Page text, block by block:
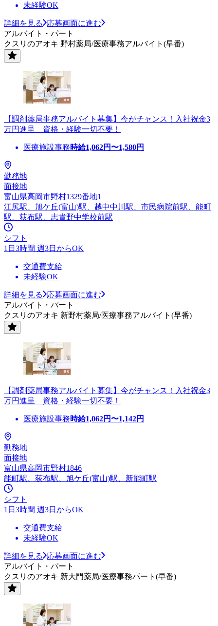
未経験OK
詳細を見る
応募画面に進む
アルバイト・パート
クスリのアオキ 野村薬局/医療事務アルバイト(早番)
【調剤薬局事務アルバイト募集】今がチャンス！入社祝金3
万円進呈 資格・経験一切不要！
医療施設事務時給1,062円〜1,580円
勤務地
面接地
富山県高岡市野村1329番地1
江尻駅、旭ケ丘(富山)駅、越中中川駅、市民病院前駅、能町
駅、荻布駅、志貴野中学校前駅
シフト
1日3時間 週3日からOK
交通費支給
未経験OK
詳細を見る
応募画面に進む
アルバイト・パート
クスリのアオキ 新野村薬局/医療事務アルバイト(早番)
【調剤薬局事務アルバイト募集】今がチャンス！入社祝金3
万円進呈 資格・経験一切不要！
医療施設事務時給1,062円〜1,142円
勤務地
面接地
富山県高岡市野村1846
能町駅、荻布駅、旭ケ丘(富山)駅、新能町駅
シフト
1日3時間 週3日からOK
交通費支給
未経験OK
詳細を見る
応募画面に進む
アルバイト・パート
クスリのアオキ 新大門薬局/医療事務パート(早番)